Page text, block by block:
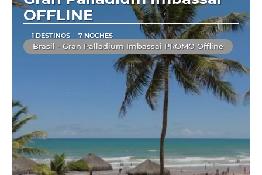
OFFLINE
1 DESTINOS 7 NOCHES
Brasil - Gran Palladium Imbassai PROMO Offline